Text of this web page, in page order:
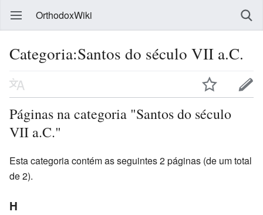
OrthodoxWiki
Categoria:Santos do século VII a.C.
Páginas na categoria "Santos do século
VII a.C."
Esta categoria contém as seguintes 2 páginas (de um total
de 2).
H